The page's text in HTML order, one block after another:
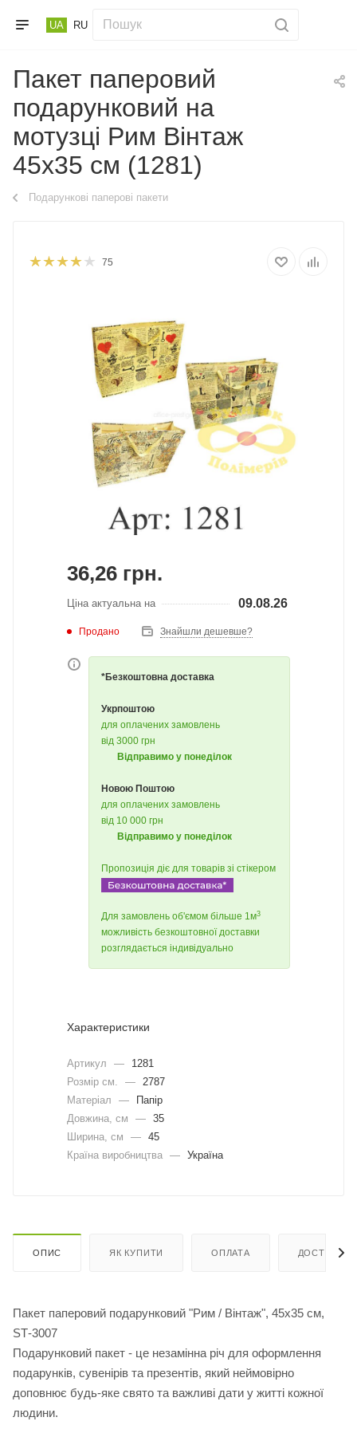
UA RU
Пакет паперовий
подарунковий на
мотузці Рим Вінтаж
45х35 см (1281)
Подарункові паперові пакети
75
36,26 грн.
Ціна актуальна на 09.08.26
Продано Знайшли дешевше?
*Безкоштовна доставка
Укрпоштою
для оплачених замовлень
від 3000 грн
Відправимо у понеділок
Новою Поштою
для оплачених замовлень
від 10 000 грн
Відправимо у понеділок
Пропозиція діє для товарів зі стікером
Для замовлень об'ємом більше 1м3
можливість безкоштовної доставки
розглядається індивідуально
Характеристики
Артикул —
1281
Розмір см.
—
2787
Матеріал
—
Папір
Довжина, cм
— 35
Ширина, cм
— 45
Країна виробництва — Україна
ОПИС ЯК КУПИТИ ОПЛАТА ДОСТАВКА
Пакет паперовий подарунковий "Рим / Вінтаж", 45х35 см,
SТ-3007
Подарунковий пакет - це незамінна річ для оформлення
подарунків, сувенірів та презентів, який неймовірно
доповнює будь-яке свято та важливі дати у житті кожної
людини.